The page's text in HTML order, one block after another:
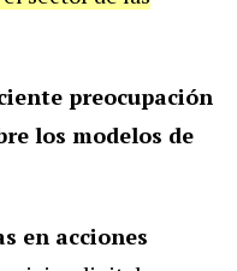
preocupación
los modelos de
en acciones